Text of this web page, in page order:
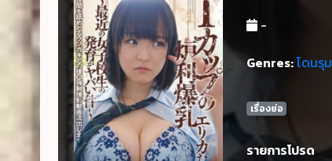
-
Genres:โดนรุม
เรื่องย่อ
รายการโปรด